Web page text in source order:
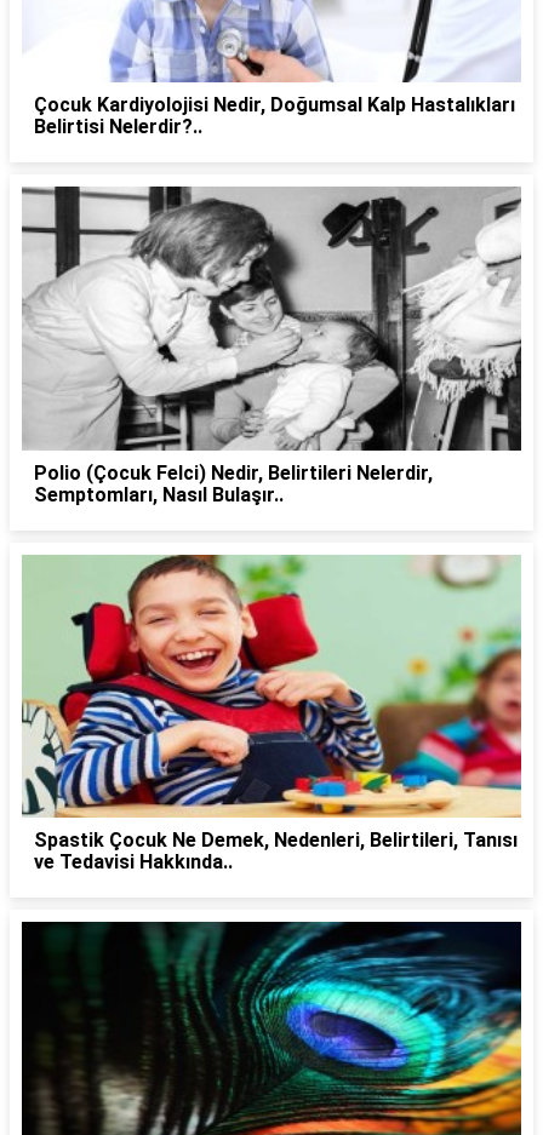
Çocuk Kardiyolojisi Nedir, Doğumsal Kalp Hastalıkları
Belirtisi Nelerdir?..
Polio (Çocuk Felci) Nedir, Belirtileri Nelerdir,
Semptomları, Nasıl Bulaşır..
Spastik Çocuk Ne Demek, Nedenleri, Belirtileri, Tanısı
ve Tedavisi Hakkında..